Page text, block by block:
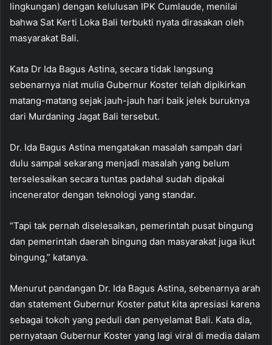
lingkungan) dengan kelulusan IPK Cumlaude, menilai
bahwa Sat Kerti Loka Bali terbukti nyata dirasakan oleh
masyarakat Bali.
Kata Dr Ida Bagus Astina, secara tidak langsung
sebenarnya niat mulia Gubernur Koster telah dipikirkan
matang-matang sejak jauh-jauh hari baik jelek buruknya
dari Murdaning Jagat Bali tersebut.
Dr. Ida Bagus Astina mengatakan masalah sampah dari
dulu sampai sekarang menjadi masalah yang belum
terselesaikan secara tuntas padahal sudah dipakai
incenerator dengan teknologi yang standar.
“Tapi tak pernah diselesaikan, pemerintah pusat bingung
dan pemerintah daerah bingung dan masyarakat juga ikut
bingung,” katanya.
Menurut pandangan Dr. Ida Bagus Astina, sebenarnya arah
dan statement Gubernur Koster patut kita apresiasi karena
sebagai tokoh yang peduli dan penyelamat Bali. Kata dia,
pernyataan Gubernur Koster yang lagi viral di media dalam